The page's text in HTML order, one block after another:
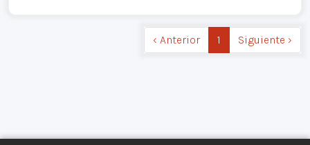
‹ Anterior 1 Siguiente ›